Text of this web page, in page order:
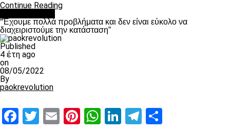
Continue Reading
“Έχουμε πολλά προβλήματα και δεν είναι εύκολο να
διαχειριστούμε την κατάσταση”
Published
4 έτη ago
on
08/05/2022
By
paokrevolution
Facebook
Twitter
EmailPinterest
WhatsApp
LinkedIn
Telegram